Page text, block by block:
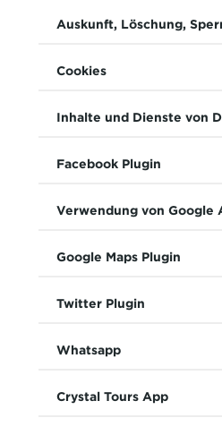
Auskunft, Löschung,
Cookies
Inhalte und Dienste von
Facebook Plugin
Verwendung von Google
Google Maps Plugin
Twitter Plugin
Whatsapp
Crystal Tours App